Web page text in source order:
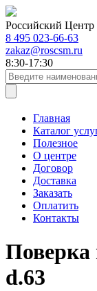
Российский
8 495 023-66-63
zakaz@roscsm.ru
8:30-17:30
Главная
Каталог
Полезное
О центре
Договор
Доставка
Заказать
Оплатить
Контакты
d.63